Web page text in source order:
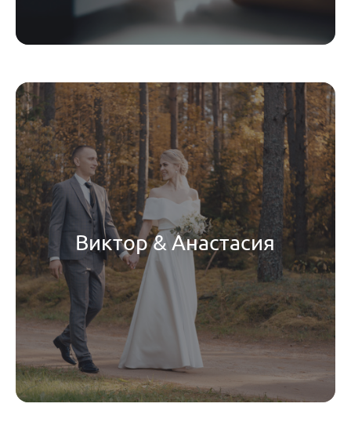
Виктор & Анастасия